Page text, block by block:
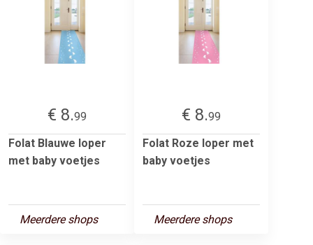
€ 8.99
Folat Blauwe loper
met baby voetjes
Meerdere shops
€ 8.99
Folat Roze loper met
baby voetjes
Meerdere shops